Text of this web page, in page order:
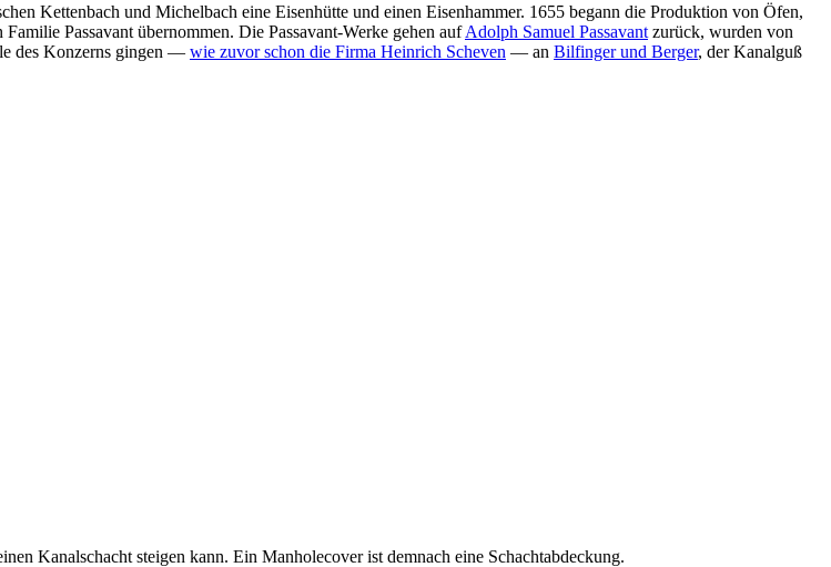
Kettenbach und Michelbach eine Eisenhütte und einen Eisenhammer. 1655 begann die Produktion von Öfen,
Passavant übernommen. Die Passavant-Werke gehen aufAdolph Samuel Passavant zurück, wurden von
des Konzerns gingen — wie zuvor schon die Firma Heinrich Scheven — an Bilfinger und Berger, der Kanalguß
Kanalschacht steigen kann. Ein Manholecover ist demnach eine Schachtabdeckung.